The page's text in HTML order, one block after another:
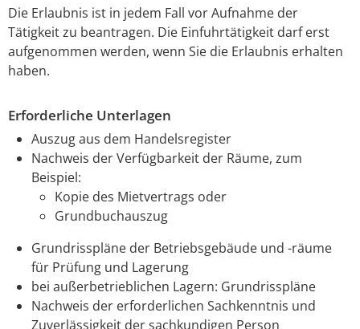
Die Erlaubnis ist in jedem Fall vor Aufnahme der
Tätigkeit zu beantragen. Die Einfuhrtätigkeit darf erst
aufgenommen werden, wenn Sie die Erlaubnis erhalten
haben.
Erforderliche Unterlagen
Auszug aus dem Handelsregister
Nachweis der Verfügbarkeit der Räume, zum
Beispiel:
Kopie des Mietvertrags oder
Grundbuchauszug
Grundrisspläne der Betriebsgebäude und -räume
für Prüfung und Lagerung
bei außerbetrieblichen Lagern: Grundrisspläne
Nachweis der erforderlichen Sachkenntnis und
Zuverlässigkeit der sachkundigen Person